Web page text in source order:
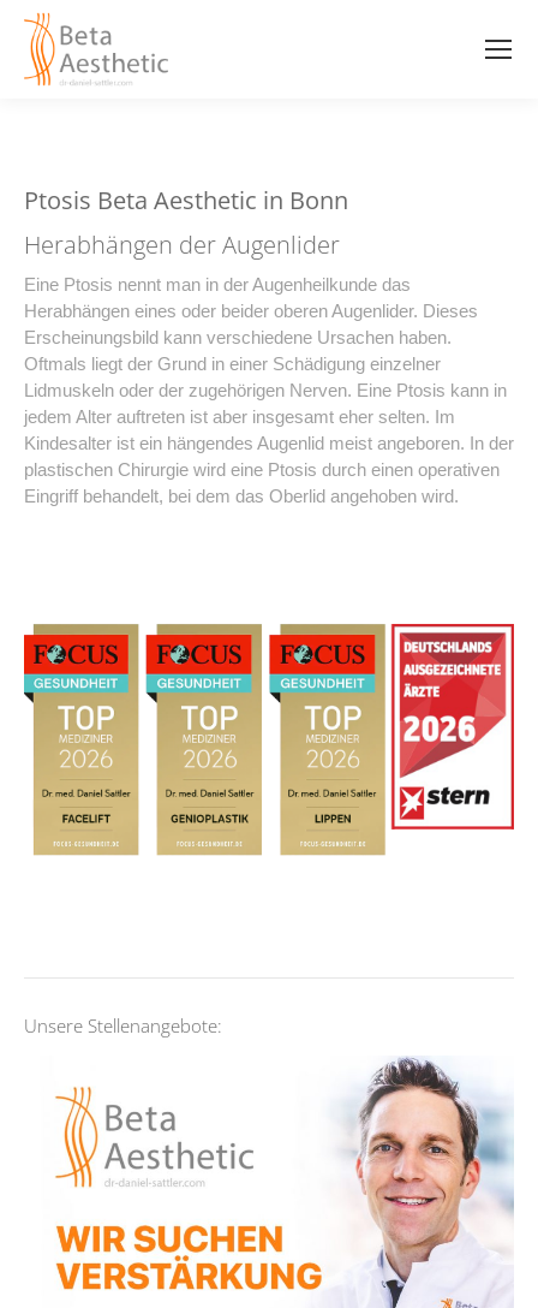
Ptosis Beta Aesthetic in Bonn
Herabhängen der Augenlider
Eine Ptosis nennt man in der Augenheilkunde das
Herabhängen eines oder beider oberen Augenlider. Dieses
Erscheinungsbild kann verschiedene Ursachen haben.
Oftmals liegt der Grund in einer Schädigung einzelner
Lidmuskeln oder der zugehörigen Nerven. Eine Ptosis kann in
jedem Alter auftreten ist aber insgesamt eher selten. Im
Kindesalter ist ein hängendes Augenlid meist angeboren. In der
plastischen Chirurgie wird eine Ptosis durch einen operativen
Eingriff behandelt, bei dem das Oberlid angehoben wird.
Unsere Stellenangebote: